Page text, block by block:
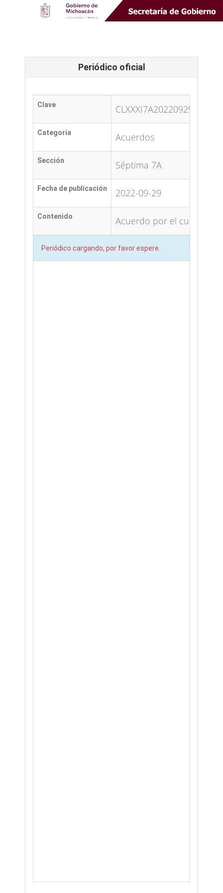
Periódico oficial
Clave CLXXXI7A20220929
Categoría Acuerdos
Sección Séptima 7A
Fecha de publicación 2022-09-29
Contenido Acuerdo por el cual se
Periódico cargando, por favor espere.